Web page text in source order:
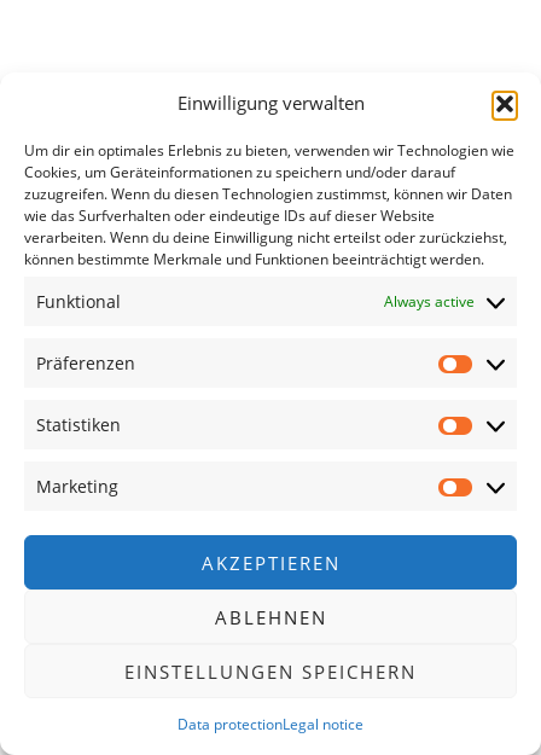
Einwilligung verwalten
Um dir ein optimales Erlebnis zu bieten, verwenden wir Technologien wie
Cookies, um Geräteinformationen zu speichern und/oder darauf
zuzugreifen. Wenn du diesen Technologien zustimmst, können wir Daten
wie das Surfverhalten oder eindeutige IDs auf dieser Website
verarbeiten. Wenn du deine Einwilligung nicht erteilst oder zurückziehst,
können bestimmte Merkmale und Funktionen beeinträchtigt werden.
Funktional Always active
Präferenzen
Statistiken
Marketing
AKZEPTIEREN
ABLEHNEN
EINSTELLUNGEN SPEICHERN
Data protectionLegal notice